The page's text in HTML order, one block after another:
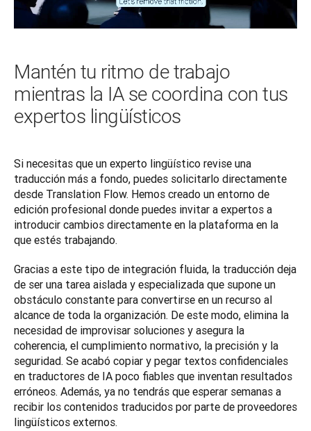
Mantén tu ritmo de trabajo
mientras la IA se coordina con tus
expertos lingüísticos
Si necesitas que un experto lingüístico revise una
traducción más a fondo, puedes solicitarlo directamente
desde Translation Flow. Hemos creado un entorno de
edición profesional donde puedes invitar a expertos a
introducir cambios directamente en la plataforma en la
que estés trabajando.
Gracias a este tipo de integración fluida, la traducción deja
de ser una tarea aislada y especializada que supone un
obstáculo constante para convertirse en un recurso al
alcance de toda la organización. De este modo, elimina la
necesidad de improvisar soluciones y asegura la
coherencia, el cumplimiento normativo, la precisión y la
seguridad. Se acabó copiar y pegar textos confidenciales
en traductores de IA poco fiables que inventan resultados
erróneos. Además, ya no tendrás que esperar semanas a
recibir los contenidos traducidos por parte de proveedores
lingüísticos externos.